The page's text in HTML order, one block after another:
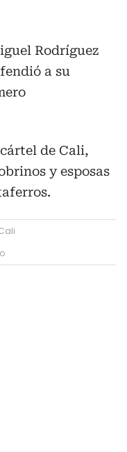
Rodríguez
a su
de Cali,
y esposas